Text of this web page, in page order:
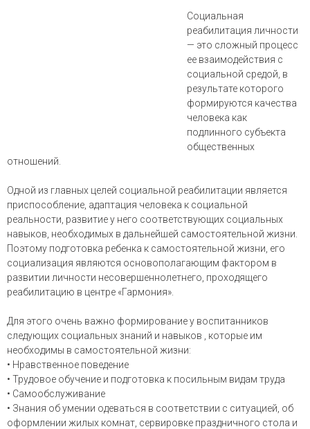
Cоциальная
реабилитация личности
— это сложный процесс
ее взаимодействия с
социальной средой, в
результате которого
формируются качества
человека как
подлинного субъекта
общественных
отношений.
Одной из главных целей социальной реабилитации является
приспособление, адаптация человека к социальной
реальности, развитие у него соответствующих социальных
навыков, необходимых в дальнейшей самостоятельной жизни.
Поэтому подготовка ребенка к самостоятельной жизни, его
социализация являются основополагающим фактором в
развитии личности несовершеннолетнего, проходящего
реабилитацию в центре «Гармония».
Для этого очень важно формирование у воспитанников
следующих социальных знаний и навыков , которые им
необходимы в самостоятельной жизни:
• Нравственное поведение
• Трудовое обучение и подготовка к посильным видам труда
• Самообслуживание
• Знания об умении одеваться в соответствии с ситуацией, об
оформлении жилых комнат, сервировке праздничного стола и